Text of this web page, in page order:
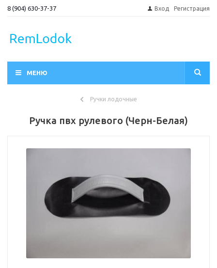
8 (904) 630-37-37 Вход Регистрация
МЕНЮ
Ручки лодочные
Ручка пвх рулевого (Черн-Белая)